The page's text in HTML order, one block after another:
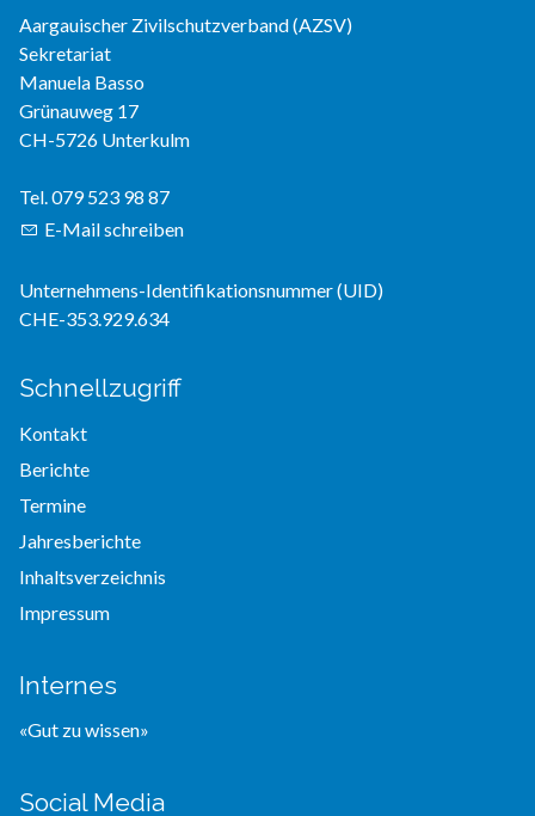
Aargauischer Zivilschutzverband (AZSV)
Sekretariat
Manuela Basso
Grünauweg 17
CH-5726 Unterkulm
Tel. 079 523 98 87
E-Mail schreiben
Unternehmens-Identifikationsnummer (UID)
CHE-353.929.634
Schnellzugriff
Kontakt
Berichte
Termine
Jahresberichte
Inhaltsverzeichnis
Impressum
Internes
«Gut zu wissen»
Social Media